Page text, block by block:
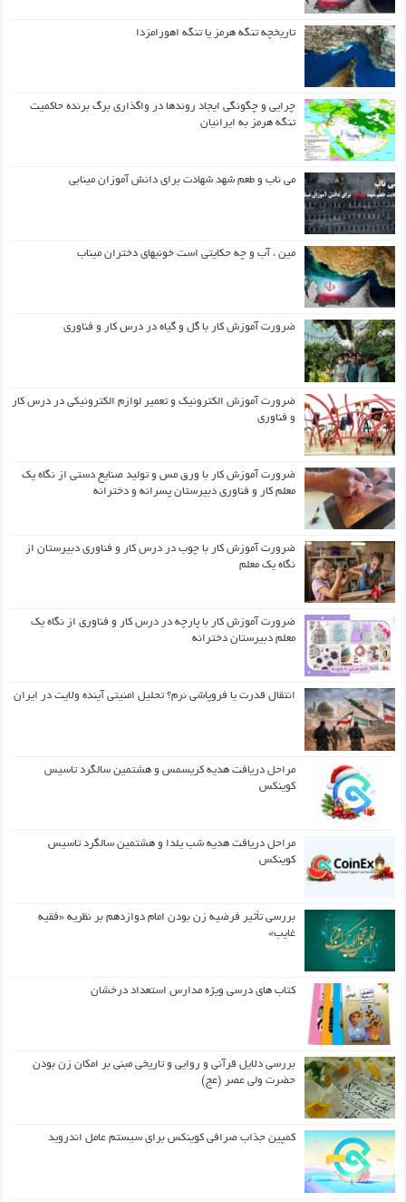
تاریخچه تنگه هرمز یا تنگه اهورامزدا
چرایی و چگونگی ایجاد روندها در واگذاری برگ برنده حاکمیت
تنگه هرمز به ایرانیان
می ناب و طعم شهد شهادت برای دانش آموزان مینابی
مین ، آب و چه حکایتی است خونبهای دختران میناب
ضرورت آموزش کار با گل و گیاه در درس کار و فناوری
ضرورت آموزش الکترونیک و تعمیر لوازم الکترونیکی در درس کار
و فناوری
ضرورت آموزش کار با ورق مس و تولید صنایع دستی از نگاه یک
معلم کار و فناوری دبیرستان پسرانه و دخترانه
ضرورت آموزش کار با چوب در درس کار و فناوری دبیرستان از
نگاه یک معلم
ضرورت آموزش کار با پارچه در درس کار و فناوری از نگاه یک
معلم دبیرستان دخترانه
انتقال قدرت یا فروپاشی نرم؟ تحلیل امنیتی آینده ولایت در ایران
مراحل دریافت هدیه کریسمس و هشتمین سالگرد تاسیس
کوینکس
مراحل دریافت هدیه شب یلدا و هشتمین سالگرد تاسیس
کوینکس
بررسی تأثیر فرضیه زن بودن امام دوازدهم بر نظریه «فقیه
غایب»
کتاب های درسی ویژه مدارس استعداد درخشان
بررسی دلایل قرآنی و روایی و تاریخی مبنی بر امکان زن بودن
حضرت ولی عصر (عج)
کمپین جذاب صرافی کوینکس برای سیستم عامل اندروید